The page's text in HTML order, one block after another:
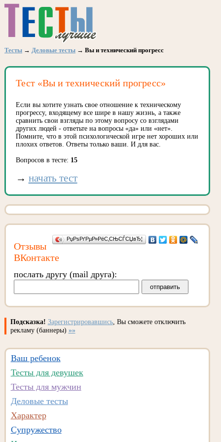
Тесты → Деловые тесты → Вы и технический прогресс
Тест «Вы и технический прогресс»
Если вы хотите узнать свое отношение к техническому
прогрессу, входящему все шире в нашу жизнь, а также
сравнить свои взгляды по этому вопросу со взглядами
других людей - ответьте на вопросы «да» или «нет».
Помните, что в этой психологической игре нет хороших или
плохих ответов. Ответы только ваши. И для вас.
Вопросов в тесте: 15
→ начать тест
РџРѕРґРµР»РёС‚СЊСЃСЏвЂ¦
Отзывы
ВКонтакте
послать другу (mail друга):
Подсказка! Зарегистрировавшись, Вы сможете отключить
рекламу (баннеры) »»
Ваш ребенок
Тесты для девушек
Тесты для мужчин
Деловые тесты
Характер
Супружество